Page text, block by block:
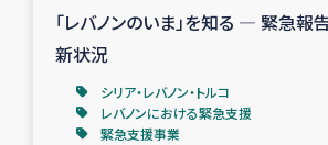
「レバノンのいま」を知る ― 緊急報
新状況
シリア・レバノン・トルコ
レバノンにおける緊急支援
緊急支援事業